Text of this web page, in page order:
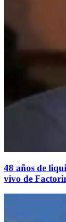
48 años de
vivo de